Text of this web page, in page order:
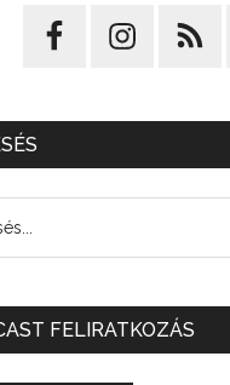
FELIRATKOZÁS